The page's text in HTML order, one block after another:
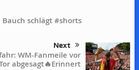
schlägt #shorts
Next
WM-Fanmeile vor
abgesagt🔥Erinnert